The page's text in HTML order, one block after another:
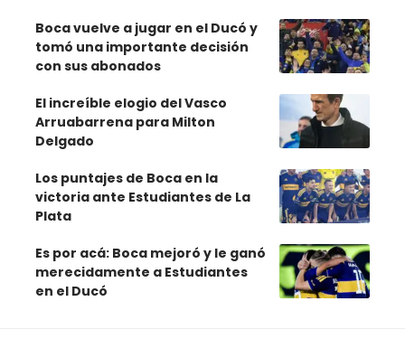
Boca vuelve a jugar en el Ducó y
tomó una importante decisión
con sus abonados
El increíble elogio del Vasco
Arruabarrena para Milton
Delgado
Los puntajes de Boca en la
victoria ante Estudiantes de La
Plata
Es por acá: Boca mejoró y le ganó
merecidamente a Estudiantes
en el Ducó